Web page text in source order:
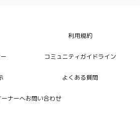
利用規約
コミュニティガイドライン
よくある質問
ーナーへお問い合わせ